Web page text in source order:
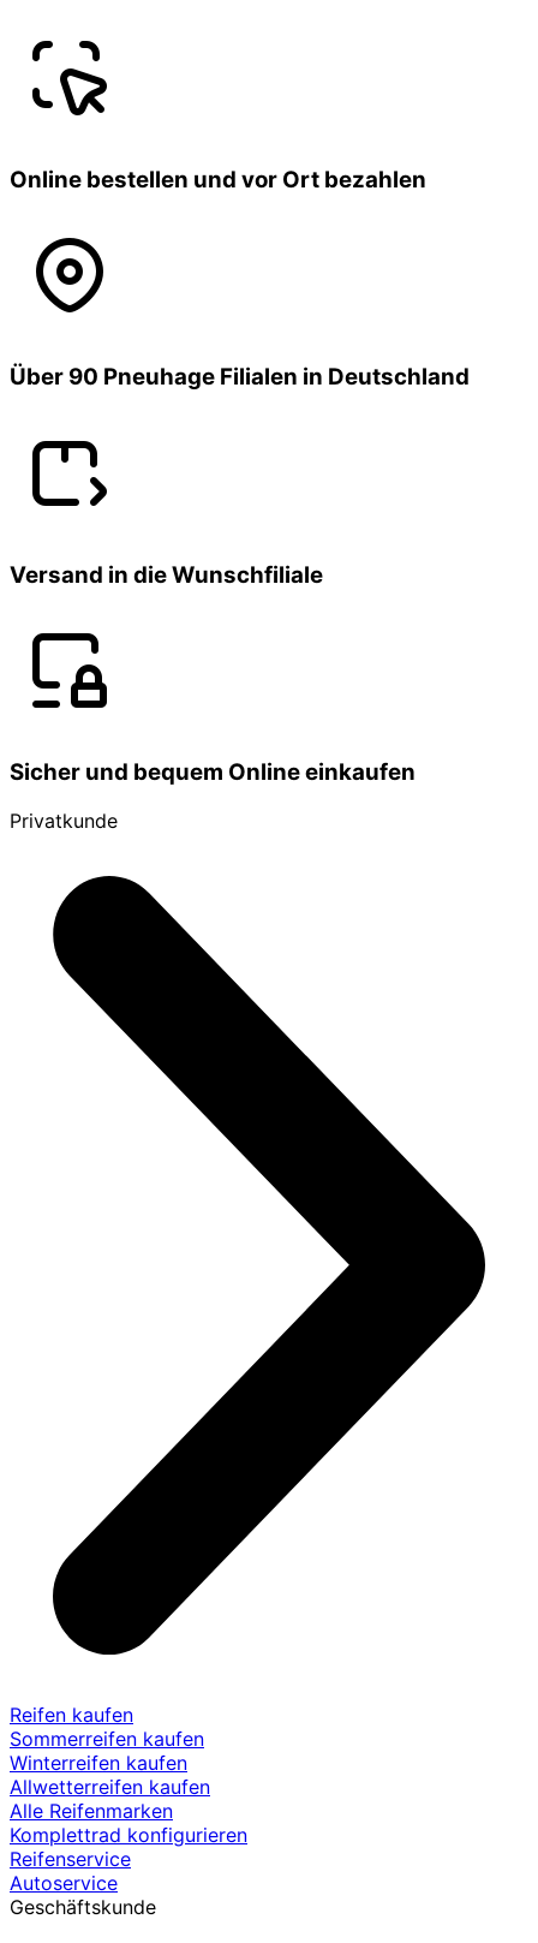
Online bestellen und vor Ort bezahlen
Über 90 Pneuhage Filialen in Deutschland
Versand in die Wunschfiliale
Sicher und bequem Online einkaufen
Privatkunde
Reifen kaufen
Sommerreifen kaufen
Winterreifen kaufen
Allwetterreifen kaufen
Alle Reifenmarken
Komplettrad konfigurieren
Reifenservice
Autoservice
Geschäftskunde